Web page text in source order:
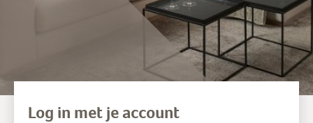
Log in met je account